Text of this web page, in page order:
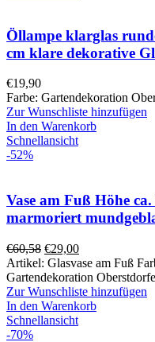
Öllampe klarglas
cm klare dekorative
€19,90
Farbe: Gartendekoration
Zur Wunschliste hinzufügen
In den Warenkorb
Schnellansicht
-52%
Vase am Fuß Höhe
marmoriert
€60,58 €29,00
Artikel: Glasvase am Fuß
Gartendekoration
Zur Wunschliste hinzufügen
In den Warenkorb
Schnellansicht
-70%